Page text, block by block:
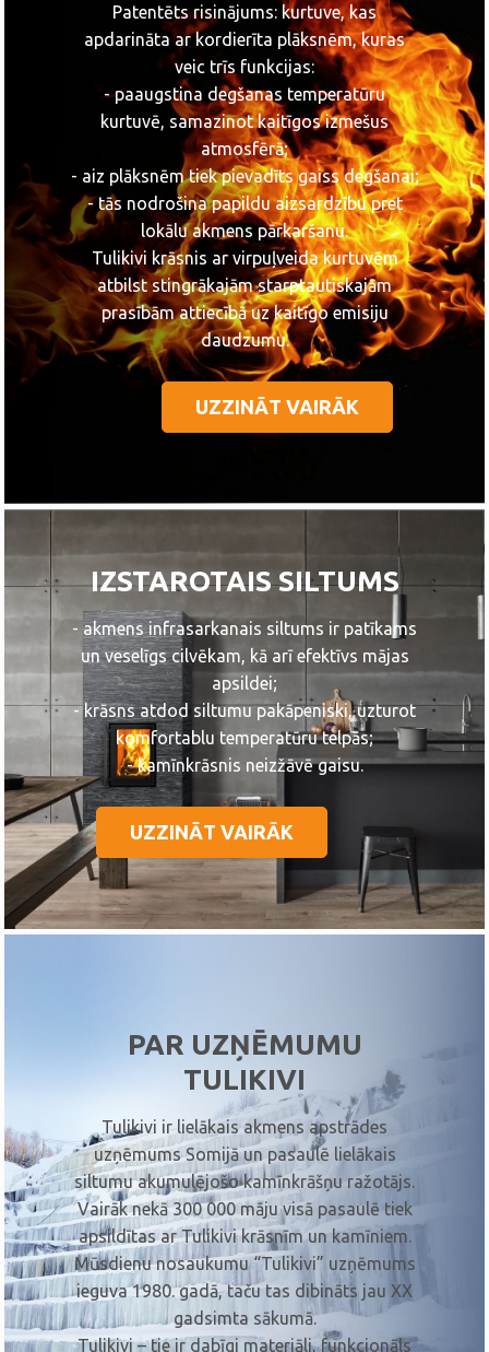
Patentēts risinājums: kurtuve, kas
apdarināta ar kordierīta plāksnēm, kuras
veic trīs funkcijas:
- paaugstina degšanas temperatūru
kurtuvē, samazinot kaitīgos izmešus
atmosfērā;
- aiz plāksnēm tiek pievadīts gaiss degšanai;
- tās nodrošina papildu aizsardzību pret
lokālu akmens pārkaršanu.
Tulikivi krāsnis ar virpuļveida kurtuvēm
atbilst stingrākajām starptautiskajām
prasībām attiecībā uz kaitīgo emisiju
daudzumu.
UZZINĀT VAIRĀK
IZSTAROTAIS SILTUMS
- akmens infrasarkanais siltums ir patīkams
un veselīgs cilvēkam, kā arī efektīvs mājas
apsildei;
- krāsns atdod siltumu pakāpeniski, uzturot
komfortablu temperatūru telpās;
- kamīnkrāsnis neizžāvē gaisu.
UZZINĀT VAIRĀK
PAR UZŅĒMUMU
TULIKIVI
Tulikivi ir lielākais akmens apstrādes
uzņēmums Somijā un pasaulē lielākais
siltumu akumulējošo kamīnkrāšņu ražotājs.
Vairāk nekā 300 000 māju visā pasaulē tiek
apsildītas ar Tulikivi krāsnīm un kamīniem.
Mūsdienu nosaukumu “Tulikivi” uzņēmums
ieguva 1980. gadā, taču tas dibināts jau XX
gadsimta sākumā.
Tulikivi – tie ir dabīgi materiāli, funkcionāls